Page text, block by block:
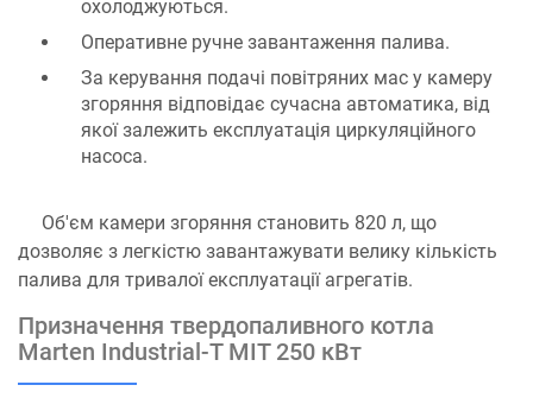
охолоджуються.
Оперативне ручне завантаження палива.
За керування подачі повітряних мас у камеру
згоряння відповідає сучасна автоматика, від
якої залежить експлуатація циркуляційного
насоса.
Об'єм камери згоряння становить 820 л, що
дозволяє з легкістю завантажувати велику кількість
палива для тривалої експлуатації агрегатів.
Призначення твердопаливного котла
Marten Industrial-T MIT 250 кВт